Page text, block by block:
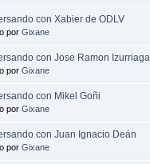
con Xabier de ODLV
porGixane
con Jose Ramon Izurriaga
porGixane
con Mikel Goñi
porGixane
con Juan Ignacio Deán
porGixane